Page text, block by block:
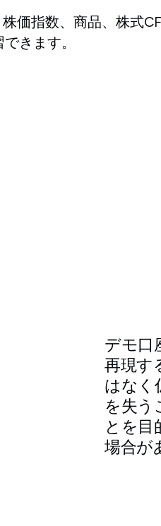
価指数、商品、株式
きます。
デモ口
再現す
はなく
を失う
とを目
場合が